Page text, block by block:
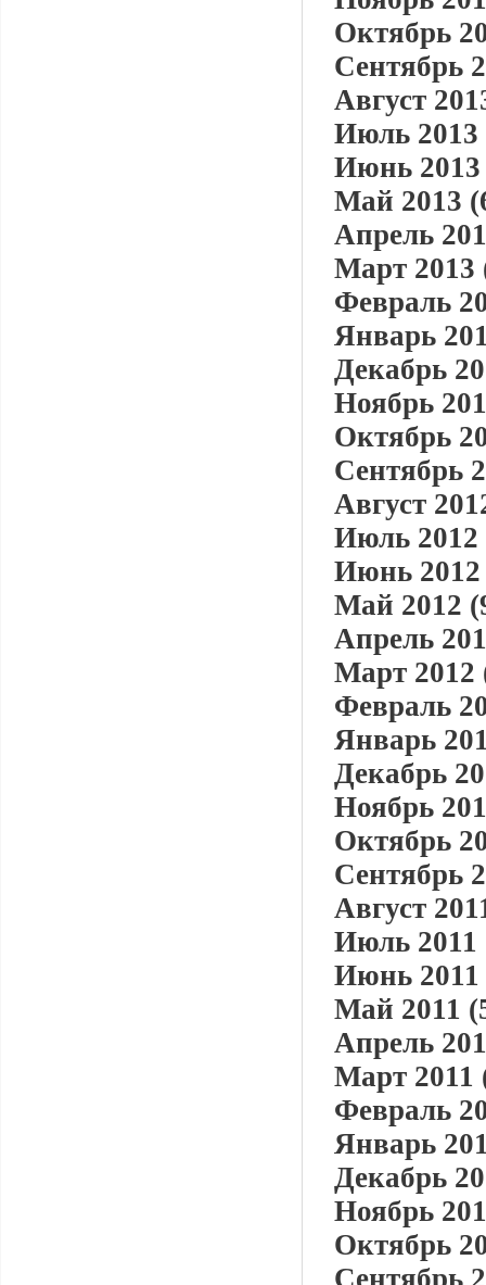
Октябрь
Сентябрь
Август
Июль 2013
Июнь 2013
Май 2013
Апрель
Март 2013
Февраль
Январь
Декабрь
Ноябрь
Октябрь
Сентябрь
Август
Июль 2012
Июнь 2012
Май 2012
Апрель
Март 2012
Февраль
Январь
Декабрь
Ноябрь
Октябрь
Сентябрь
Август
Июль 2011
Июнь 2011
Май 2011
Апрель
Март 2011
Февраль
Январь
Декабрь
Ноябрь
Октябрь
Сентябрь